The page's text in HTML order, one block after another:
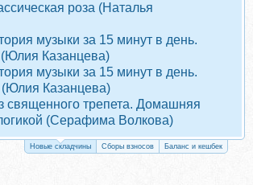
роза (Наталья
музыки за 15 минут в день.
Казанцева)
музыки за 15 минут в день.
Казанцева)
священного трепета. Домашняя
(Серафима Волкова)
Новые складчины Сборы взносов Баланс и кешбек